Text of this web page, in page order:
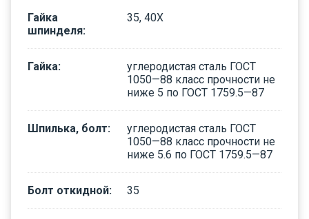
Гайка
шпинделя:
35, 40Х
Гайка:
углеродистая сталь ГОСТ
1050—88 класс прочности не
ниже 5 по ГОСТ 1759.5—87
Шпилька, болт:
углеродистая сталь ГОСТ
1050—88 класс прочности не
ниже 5.6 по ГОСТ 1759.5—87
Болт откидной: 35